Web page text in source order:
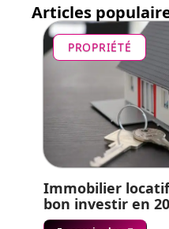
Articles
PROPRIÉTÉ
Immobilier
bon investir en